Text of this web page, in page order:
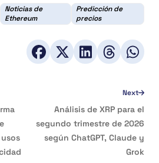
Noticias de
Ethereum
Predicción de
precios
Next
Análisis de XRP para el
segundo trimestre de 2026
según ChatGPT, Claude y
Grok